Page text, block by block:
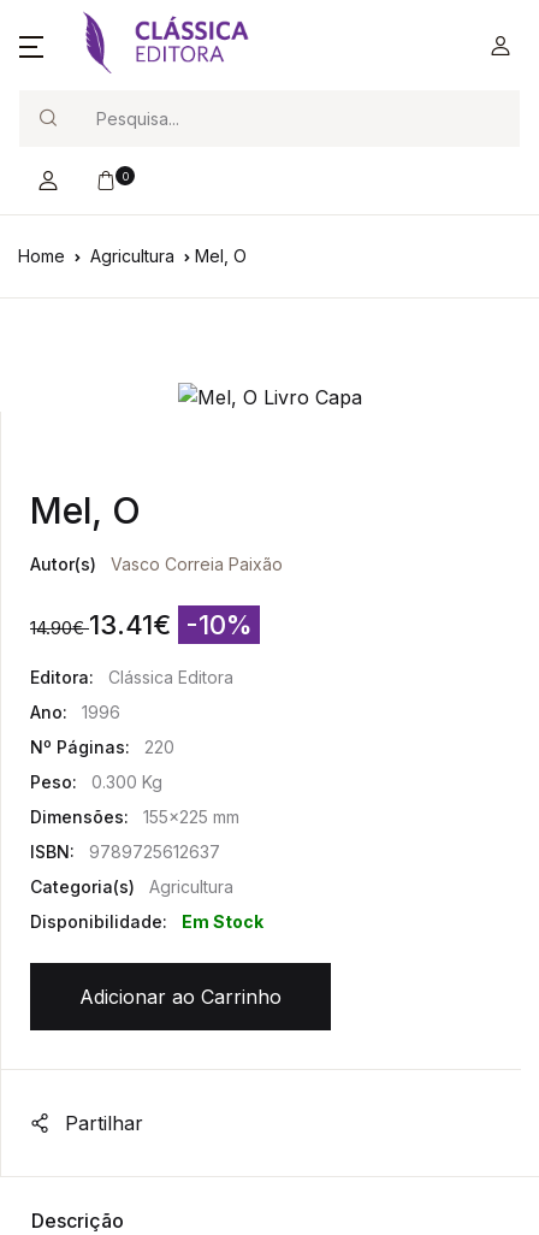
0
Home Agricultura Mel, O
Mel, O
Autor(s) Vasco Correia Paixão
14.90€ 13.41€ -10%
Editora:
Clássica Editora
Ano:
1996
Nº Páginas:
220
Peso:
0.300 Kg
Dimensões:
155x225 mm
ISBN:
9789725612637
Categoria(s)
Agricultura
Disponibilidade:
Em Stock
Adicionar ao Carrinho
Partilhar
Descrição